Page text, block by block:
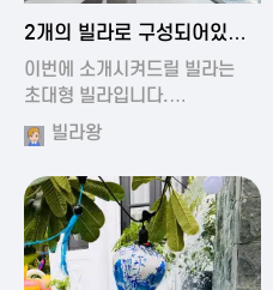
2024-11-19 00:54
2개의 빌라로 구성되어있는
대형 풀빌…
이번에 소개시켜드릴 빌라는
초대형 빌라입니다.…
빌라왕